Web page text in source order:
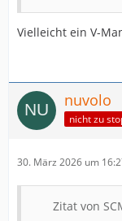
Vielleicht ein V-
nuvolo
nicht zu
30. März 2026 um
Zitat von